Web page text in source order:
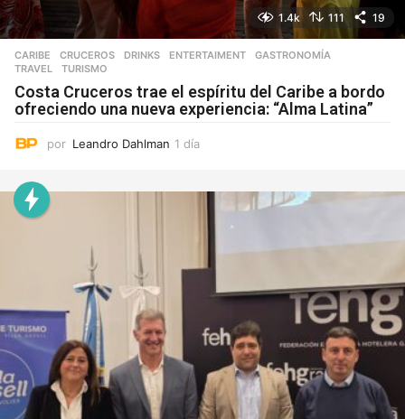
1.4k 111 19
CARIBE ,CRUCEROS ,DRINKS ,ENTERTAIMENT ,GASTRONOMÍA
TRAVEL
,TURISMO
Costa Cruceros trae el espíritu del Caribe a bordo
ofreciendo una nueva experiencia: “Alma Latina”
por Leandro Dahlman 1 día
a